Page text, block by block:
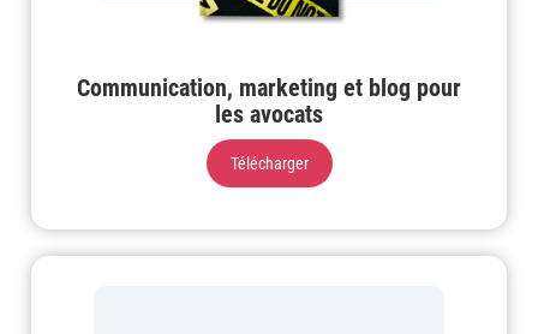
Communication, marketing et blog pour
les avocats
Télécharger